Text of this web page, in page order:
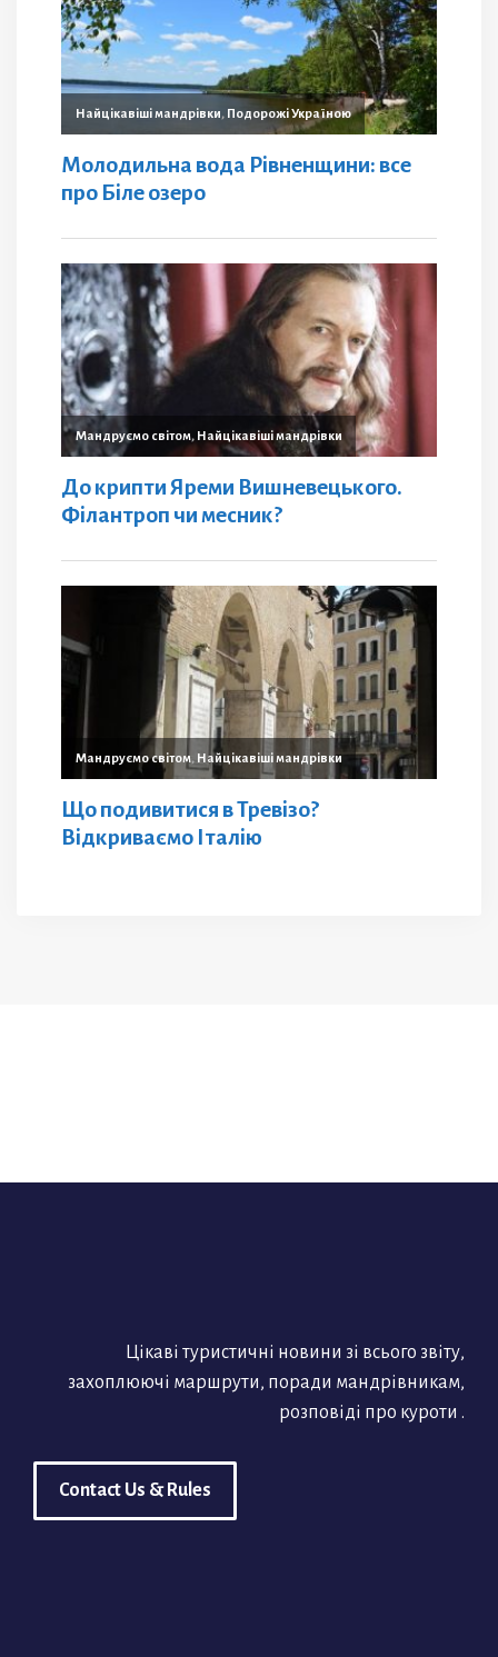
Цікаві туристичні новини зі всього звіту,
захоплюючі маршрути, поради мандрівникам,
розповіді про куроти .
Contact Us & Rules